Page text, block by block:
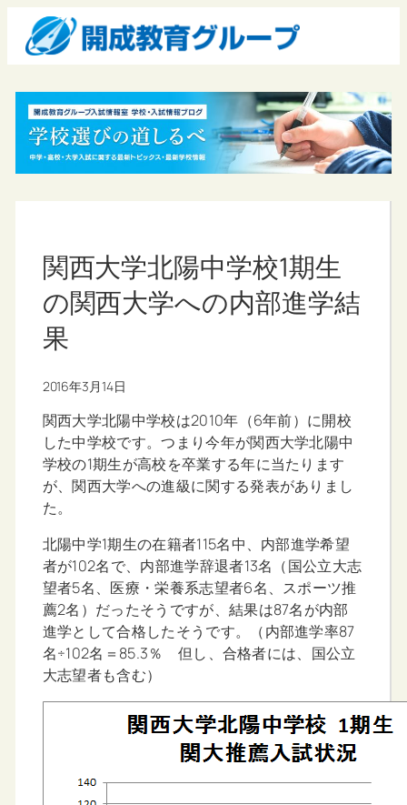
関西大学北陽中学校1期生
の関西大学への内部進学結
果
2016年3月14日
関西大学北陽中学校は2010年（6年前）に開校
した中学校です。つまり今年が関西大学北陽中
学校の1期生が高校を卒業する年に当たります
が、関西大学への進級に関する発表がありまし
た。
北陽中学1期生の在籍者115名中、内部進学希望
者が102名で、内部進学辞退者13名（国公立大志
望者5名、医療・栄養系志望者6名、スポーツ推
薦2名）だったそうですが、結果は87名が内部
進学として合格したそうです。（内部進学率87
名÷102名＝85.3％ 但し、合格者には、国公立
大志望者も含む）